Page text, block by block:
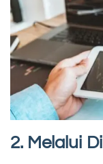
2. Melalui